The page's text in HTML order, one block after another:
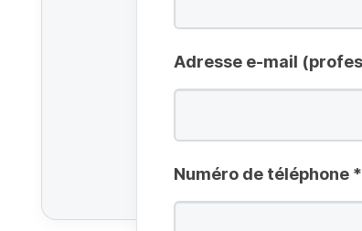
Adresse e-mail
Numéro de téléphone *